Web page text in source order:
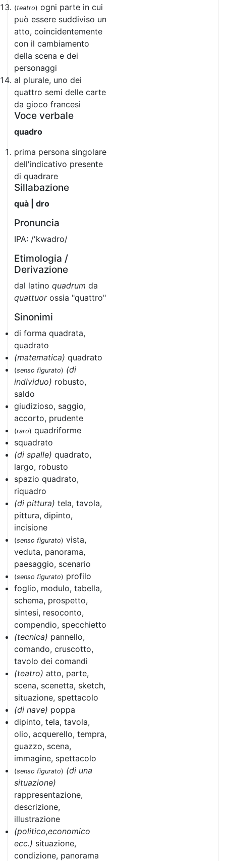
(teatro) ogni parte in cui
può essere suddiviso un
atto, coincidentemente
con il cambiamento
della scena e dei
personaggi
al plurale, uno dei
quattro semi delle carte
da gioco francesi
Voce verbale
quadro
prima persona singolare
dell'indicativo presente
di quadrare
Sillabazione
quà | dro
Pronuncia
IPA: /'kwadro/
Etimologia /
Derivazione
dal latino quadrum da
quattuorossia "quattro"
Sinonimi
di forma quadrata,
quadrato
(matematica) quadrato
(senso figurato) (di
individuo) robusto,
saldo
giudizioso, saggio,
accorto, prudente
(raro) quadriforme
squadrato
(di spalle) quadrato,
largo, robusto
spazio quadrato,
riquadro
(di pittura) tela, tavola,
pittura, dipinto,
incisione
(senso figurato) vista,
veduta, panorama,
paesaggio, scenario
(senso figurato) profilo
foglio, modulo, tabella,
schema, prospetto,
sintesi, resoconto,
compendio, specchietto
(tecnica) pannello,
comando, cruscotto,
tavolo dei comandi
(teatro) atto, parte,
scena, scenetta, sketch,
situazione, spettacolo
(di nave) poppa
dipinto, tela, tavola,
olio, acquerello, tempra,
guazzo, scena,
immagine, spettacolo
(senso figurato) (di una
situazione)
rappresentazione,
descrizione,
illustrazione
(politico,economico
ecc.) situazione,
condizione, panorama